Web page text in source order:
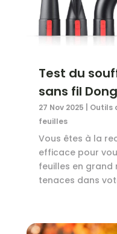
Test du
sans fil
27 Nov 2025 Outils
feuilles
Vous êtes à la
efficace pour
feuilles en grand
tenaces dans